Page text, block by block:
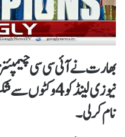
نیوزی لینڈ کو
نام کرلی۔